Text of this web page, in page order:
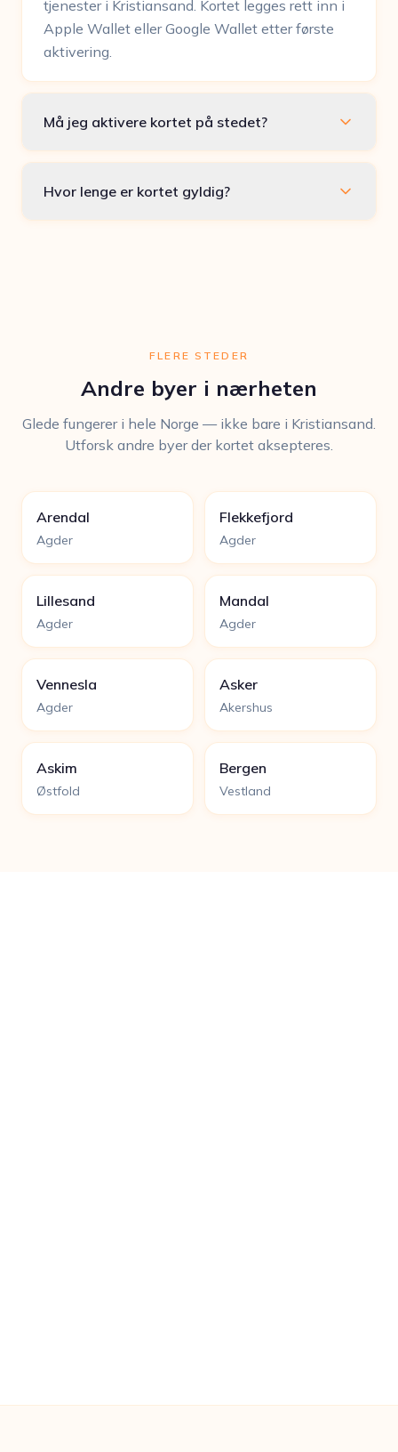
tjenester i Kristiansand. Kortet legges rett inn i
Apple Wallet eller Google Wallet etter første
aktivering.
Må jeg aktivere kortet på stedet?
Hvor lenge er kortet gyldig?
FLERE STEDER
Andre byer i nærheten
Glede fungerer i hele Norge — ikke bare i Kristiansand.
Utforsk andre byer der kortet aksepteres.
Arendal
Agder
Flekkefjord
Agder
Lillesand
Agder
Mandal
Agder
Vennesla
Agder
Asker
Akershus
Askim
Østfold
Bergen
Vestland